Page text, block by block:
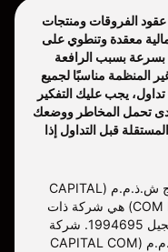
الفروقات ومنتجات
معقدة وتنطوي على
بسرعة بسبب الرافعة
المنظمة مناسبًا لجميع
يجب عليك التفكير
تحمل المخاطر ووضعك
قبل التداول إذا
شركة كابيتال كوم مينا سيكيوريتيز تريدينج ش.ذ.م.م (CAPITAL
COM MENA SECURITIES TRADING L.L.C) هي شركة ذات
مسؤولية محدودة مُسجّلة تحت رقم التسجيل 1994695. شركة
كابيتال كوم مينا سيكيوريتيز تريدينج ش.ذ.م.م (CAPITAL COM